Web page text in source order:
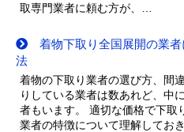
取専門業者に頼む方が、…
着物下取り全国展開の業
法
着物の下取り業者の選び方、間
りしている業者は数あれど、中
者もいます。 適切な価格で下取
業者の特徴について理解してお